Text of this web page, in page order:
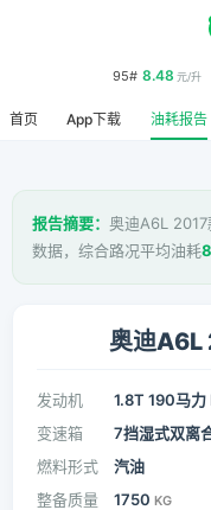
95# 8.48 元/升
首页 App下载 油耗报告
报告摘要： 奥迪A6L
数据，综合路况平均油耗
奥迪A6L
发动机 1.8T 190马力
变速箱
7挡湿式双离
燃料形式
汽油
整备质量 1750 KG